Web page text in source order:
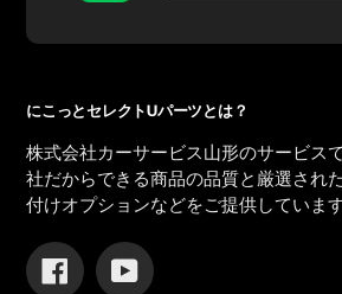
にこっとセレクトUパーツとは？
株式会社カーサービス山形のサービス
社だからできる商品の品質と厳選され
付けオプションなどをご提供しています
FacebookYouTube